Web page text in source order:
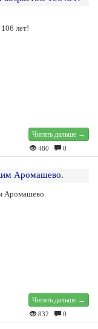
лет!
Читать дальше →
480
0
Аромашево.
Аромашево.
Читать дальше →
832
0